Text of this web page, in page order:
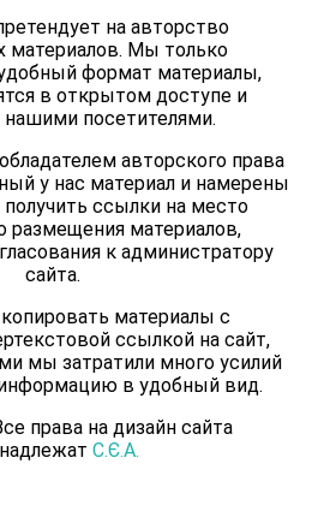
на авторство
материалов. Мы только
формат материалы,
в открытом доступе и
посетителями.
авторского права
у нас материал и намерены
получить ссылки на место
размещения материалов,
к администратору
сайта.
материалы с
ссылкой на сайт,
мы затратили много усилий
в удобный вид.
права на дизайн сайта
С.Є.А.